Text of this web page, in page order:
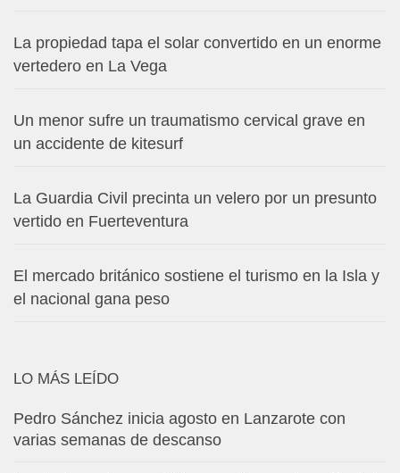
La propiedad tapa el solar convertido en un enorme
vertedero en La Vega
Un menor sufre un traumatismo cervical grave en
un accidente de kitesurf
La Guardia Civil precinta un velero por un presunto
vertido en Fuerteventura
El mercado británico sostiene el turismo en la Isla y
el nacional gana peso
LO MÁS LEÍDO
Pedro Sánchez inicia agosto en Lanzarote con
varias semanas de descanso